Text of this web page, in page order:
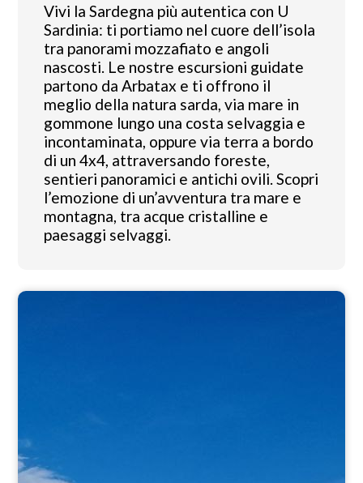
Vivi la Sardegna più autentica con U
Sardinia: ti portiamo nel cuore dell’isola
tra panorami mozzafiato e angoli
nascosti. Le nostre escursioni guidate
partono da Arbatax e ti offrono il
meglio della natura sarda, via mare in
gommone lungo una costa selvaggia e
incontaminata, oppure via terra a bordo
di un 4x4, attraversando foreste,
sentieri panoramici e antichi ovili. Scopri
l’emozione di un’avventura tra mare e
montagna, tra acque cristalline e
paesaggi selvaggi.